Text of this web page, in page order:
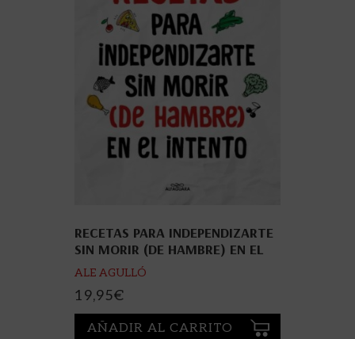
RECETAS PARA INDEPENDIZARTE
SIN MORIR (DE HAMBRE) EN EL
INTENTO
ALE AGULLÓ
19,95€
AÑADIR AL CARRITO